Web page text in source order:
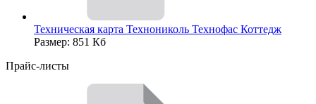
Техническая карта Технониколь Технофас Коттедж
Размер: 851 Кб
Прайс-листы